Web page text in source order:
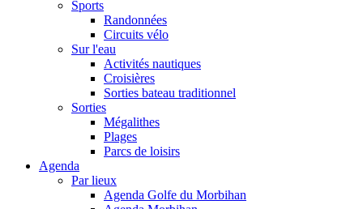
Sports
Randonnées
Circuits vélo
Sur l'eau
Activités nautiques
Croisières
Sorties bateau traditionnel
Sorties
Mégalithes
Plages
Parcs de loisirs
Agenda
Par lieux
Agenda Golfe du Morbihan